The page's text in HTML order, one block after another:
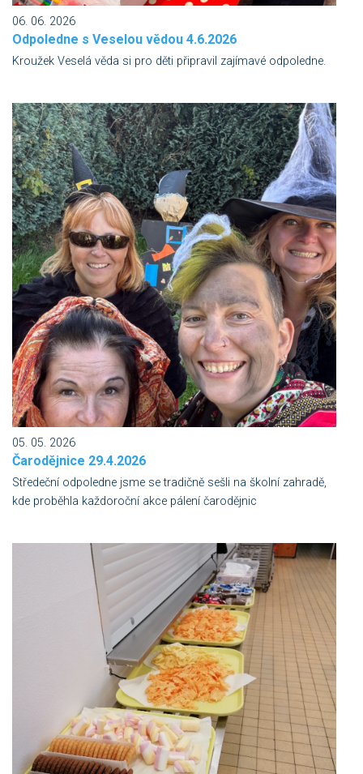
06. 06. 2026
Odpoledne s Veselou vědou 4.6.2026
Kroužek Veselá věda si pro děti připravil zajímavé odpoledne.
05. 05. 2026
Čarodějnice 29.4.2026
Středeční odpoledne jsme se tradičně sešli na školní zahradě,
kde proběhla každoroční akce pálení čarodějnic